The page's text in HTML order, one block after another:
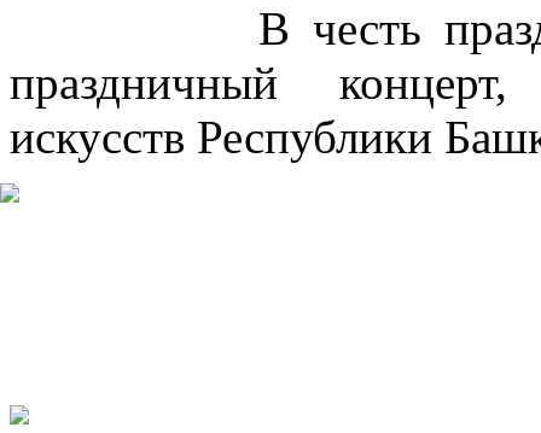
В честь праздника
праздничный
искусств Республики